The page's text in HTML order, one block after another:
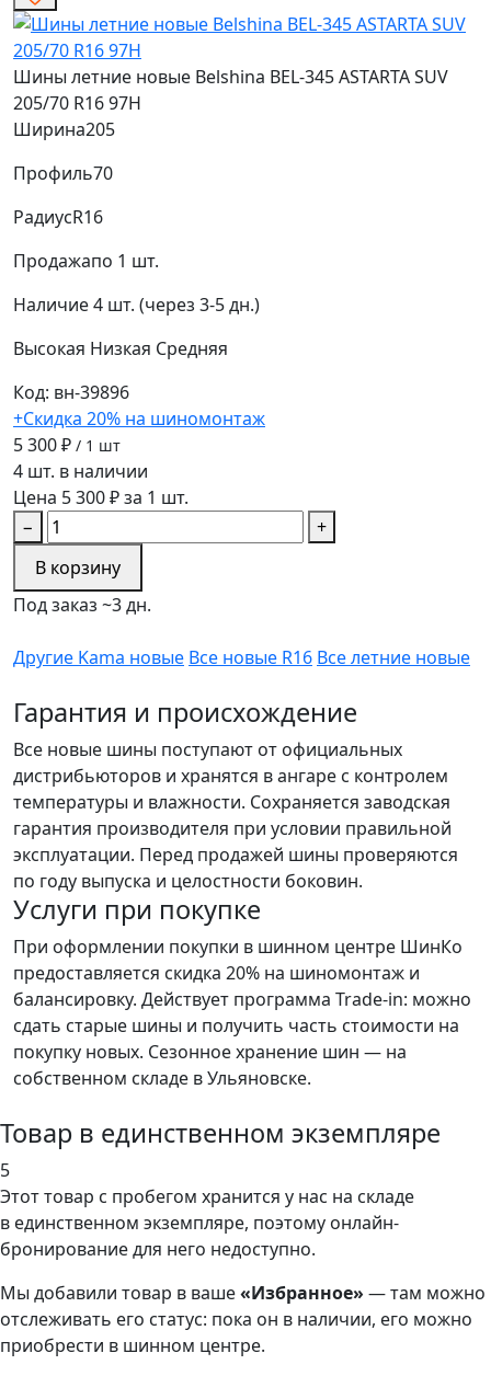
Шины летние новые Belshina BEL-345 ASTARTA SUV
205/70 R16 97H
Ширина205
Профиль70
РадиусR16
Продажапо 1 шт.
Наличие4 шт. (через 3-5 дн.)
Высокая Низкая Средняя
Код: вн-39896
+Скидка 20% на шиномонтаж
5 300 ₽ / 1 шт
4 шт. в наличии
Цена 5 300 ₽ за 1 шт.
−
+
В корзину
Под заказ ~3 дн.
Другие Kama новые Все новые R16 Все летние новые
Гарантия и происхождение
Все новые шины поступают от официальных
дистрибьюторов и хранятся в ангаре с контролем
температуры и влажности. Сохраняется заводская
гарантия производителя при условии правильной
эксплуатации. Перед продажей шины проверяются
по году выпуска и целостности боковин.
Услуги при покупке
При оформлении покупки в шинном центре ШинКо
предоставляется скидка 20% на шиномонтаж и
балансировку. Действует программа Trade-in: можно
сдать старые шины и получить часть стоимости на
покупку новых. Сезонное хранение шин — на
собственном складе в Ульяновске.
Товар в единственном экземпляре
5
Этот товар с пробегом хранится у нас на складе
в единственном экземпляре, поэтому онлайн-
бронирование для него недоступно.
Мы добавили товар в ваше«Избранное» — там можно
отслеживать его статус: пока он в наличии, его можно
приобрести в шинном центре.